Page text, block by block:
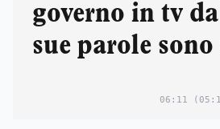
governo in tv
sue parole sono
06:11